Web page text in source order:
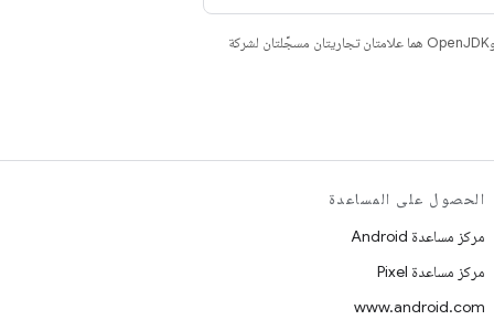
. إنّ Java وOpenJDK هما علامتان تجاريتان مسجَّلتان لشركة
الحصول على المساعدة
مركز مساعدة Android
مركز مساعدة Pixel
www.android.com